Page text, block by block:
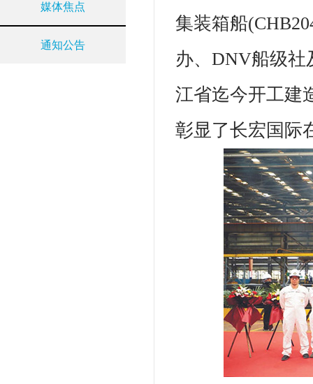
媒体焦点
通知公告
集装箱船
办、DNV船级社
江省迄今开工建
彰显了长宏国际